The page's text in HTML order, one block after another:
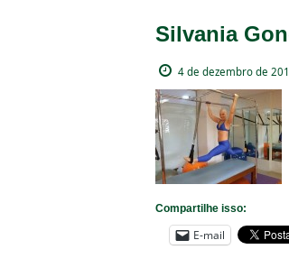
Silvania
4 de dezembro de
Compartilhe isso:
E-mail